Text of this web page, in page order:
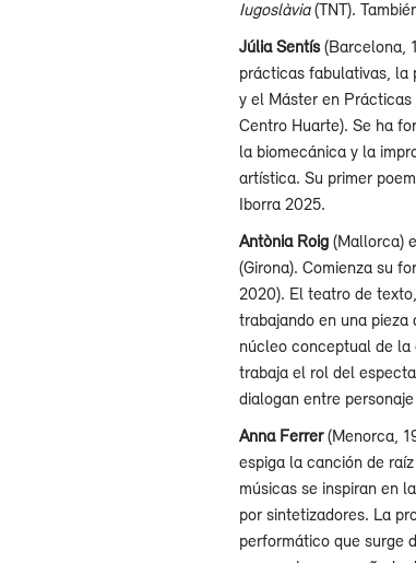
Iugoslàvia(TNT).
Júlia Sentís(Barcelona,
prácticas fabulativas, la
y el Máster en Prácticas
Centro Huarte). Se ha
la biomecánica y la
artística. Su primer
Iborra 2025.
Antònia Roig (Mallorca)
(Girona). Comienza su
2020). El teatro de
trabajando en una
núcleo conceptual de la
trabaja el rol del
dialogan entre
Anna Ferrer(Menorca,
espiga la canción de
músicas se inspiran en
por sintetizadores. La
performático que surge